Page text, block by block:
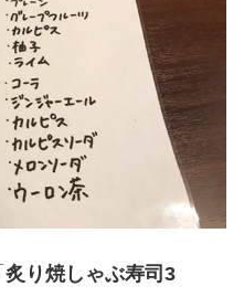
炙り焼しゃぶ寿司3